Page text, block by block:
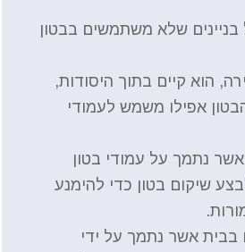
בניינים שלא משתמשים בבטון
הוא קיים בתוך היסודות,
אפילו משמש לעמודי
נתמך על עמודי בטון
שיקום בטון כדי להימנע
אשר נתמך על ידי